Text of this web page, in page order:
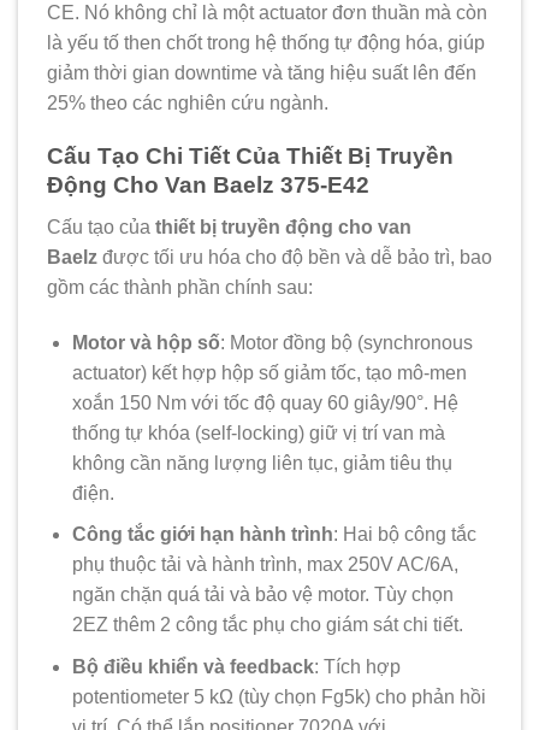
CE. Nó không chỉ là một actuator đơn thuần mà còn
là yếu tố then chốt trong hệ thống tự động hóa, giúp
giảm thời gian downtime và tăng hiệu suất lên đến
25% theo các nghiên cứu ngành.
Cấu Tạo Chi Tiết Của Thiết Bị Truyền
Động Cho Van Baelz 375-E42
Cấu tạo của thiết bị truyền động cho van
Baelz được tối ưu hóa cho độ bền và dễ bảo trì, bao
gồm các thành phần chính sau:
Motor và hộp số: Motor đồng bộ (synchronous
actuator) kết hợp hộp số giảm tốc, tạo mô-men
xoắn 150 Nm với tốc độ quay 60 giây/90°. Hệ
thống tự khóa (self-locking) giữ vị trí van mà
không cần năng lượng liên tục, giảm tiêu thụ
điện.
Công tắc giới hạn hành trình: Hai bộ công tắc
phụ thuộc tải và hành trình, max 250V AC/6A,
ngăn chặn quá tải và bảo vệ motor. Tùy chọn
2EZ thêm 2 công tắc phụ cho giám sát chi tiết.
Bộ điều khiển và feedback: Tích hợp
potentiometer 5 kΩ (tùy chọn Fg5k) cho phản hồi